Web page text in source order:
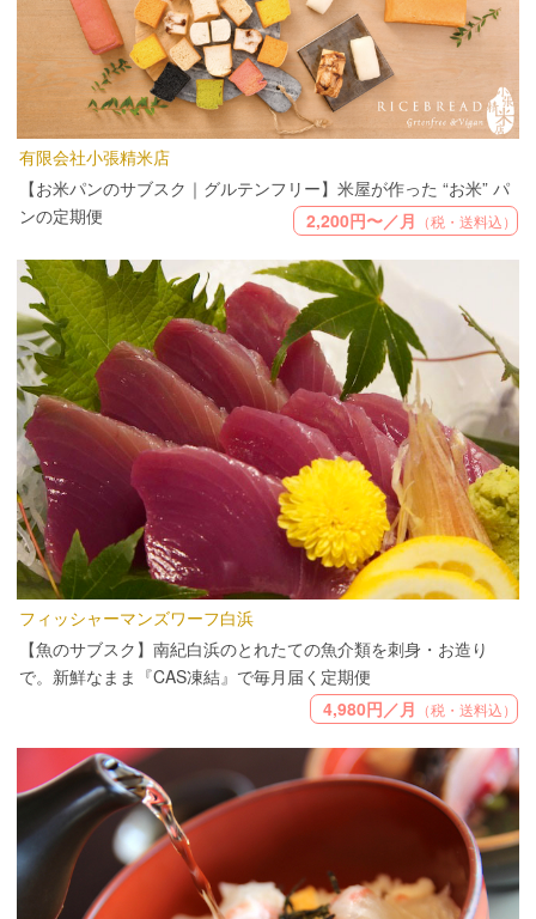
有限会社小張精米店
【お米パンのサブスク｜グルテンフリー】米屋が作った “お米” パ
ンの定期便
2,200円〜／月 （税・送料込）
フィッシャーマンズワーフ白浜
【魚のサブスク】南紀白浜のとれたての魚介類を刺身・お造り
で。新鮮なまま『CAS凍結』で毎月届く定期便
4,980円／月 （税・送料込）